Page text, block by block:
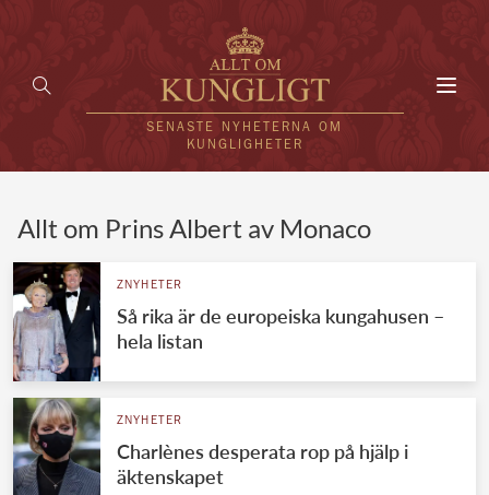
SENASTE NYHETERNA OM
KUNGLIGHETER
UTLÄNDSKT
VÄRLDENS KUNGAHUS
Svenska kungahuset
Brittiska kungahuset
REDAKTION
Allt om Prins Albert av Monaco
ZNYHETER
Så rika är de europeiska kungahusen –
hela listan
ZNYHETER
Charlènes desperata rop på hjälp i
äktenskapet